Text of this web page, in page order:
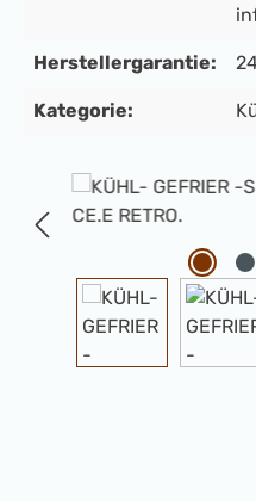
Bildergalerie
Herstellergarantie:
Kategorie: